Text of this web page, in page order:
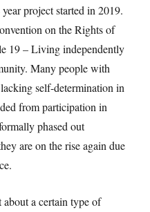
project started in 2019.
on the Rights of
19 – Living independently
Many people with
self-determination in
from participation in
phased out
are on the rise again due
a certain type of